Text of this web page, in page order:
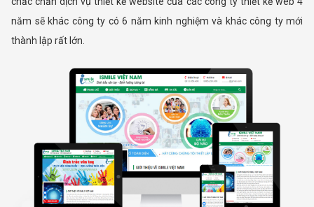
năm sẽ khác công ty có 6 năm kinh nghiệm và khác công ty mới
thành lập rất lớn.